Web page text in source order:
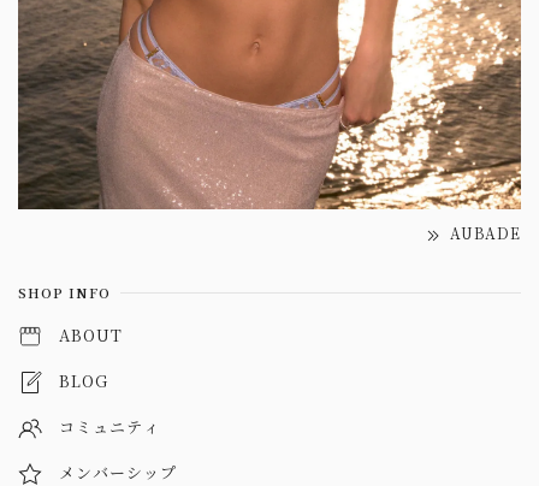
AUBADE
SHOP INFO
ABOUT
BLOG
コミュニティ
メンバーシップ